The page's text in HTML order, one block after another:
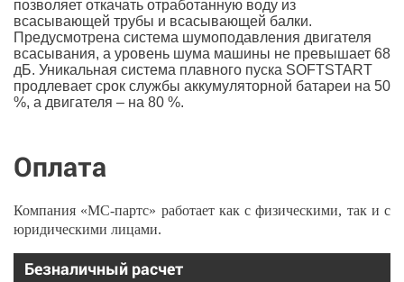
позволяет откачать отработанную воду из
всасывающей трубы и всасывающей балки.
Предусмотрена система шумоподавления двигателя
всасывания, а уровень шума машины не превышает 68
дБ. Уникальная система плавного пуска SOFTSTART
продлевает срок службы аккумуляторной батареи на 50
%, а двигателя – на 80 %.
Оплата
Компания «МС-партс» работает как с физическими, так и с
юридическими лицами.
Безналичный расчет